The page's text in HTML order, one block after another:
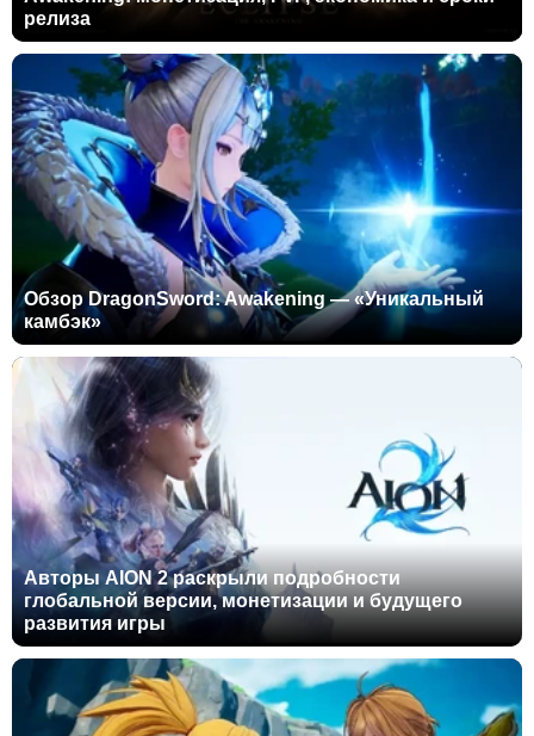
релиза
Обзор DragonSword: Awakening — «Уникальный
камбэк»
Авторы AION 2 раскрыли подробности
глобальной версии, монетизации и будущего
развития игры